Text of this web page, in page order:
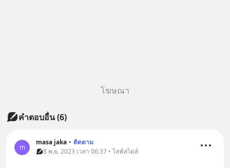
โฆษณา
คำตอบอื่น(6)
m
masa jaka • ติดตาม
8 พ.ย. 2023 เวลา 06:37 • ไลฟ์สไตล์